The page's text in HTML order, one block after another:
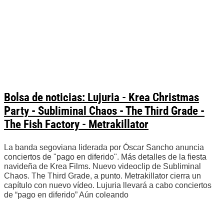
Bolsa de noticias: Lujuria - Krea Christmas
Party - Subliminal Chaos - The Third Grade -
The Fish Factory - Metrakillator
La banda segoviana liderada por Óscar Sancho anuncia
conciertos de "pago en diferido". Más detalles de la fiesta
navideña de Krea Films. Nuevo videoclip de Subliminal
Chaos. The Third Grade, a punto. Metrakillator cierra un
capítulo con nuevo vídeo. Lujuria llevará a cabo conciertos
de “pago en diferido” Aún coleando